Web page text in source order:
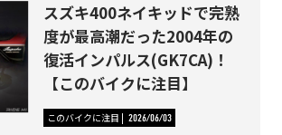
スズキ400ネイキッドで完熟
度が最高潮だった2004年の
復活インパルス(GK7CA)！
【このバイクに注目】
このバイクに注目 2026/06/03